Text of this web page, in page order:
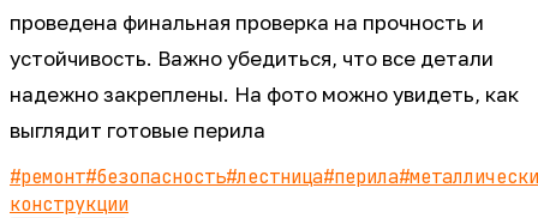
проведена финальная проверка на прочность и
устойчивость. Важно убедиться, что все детали
надежно закреплены. На фото можно увидеть, как
выглядит готовые перила
#ремонт#безопасность#лестница#перила#
конструкции